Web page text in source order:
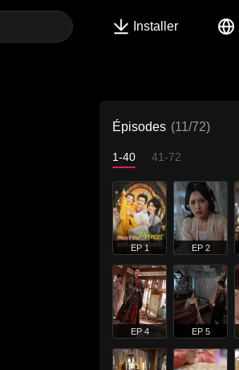
Installer
Épisodes (11/72)
1-40 41-72
EP 1 EP 2
EP 4 EP 5